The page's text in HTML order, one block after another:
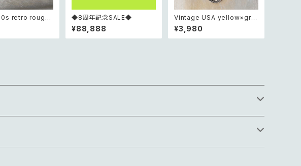
retro rough
bra
ィンテージ ア
然石 ラフカット
◆8周年記念SALE◆
¥88,888
Vintage USA yellow×gre
en bijou design charm n
ecklace レトロ アメリカ ヴィ
ンテージ アクセサリー イエロ
¥3,980